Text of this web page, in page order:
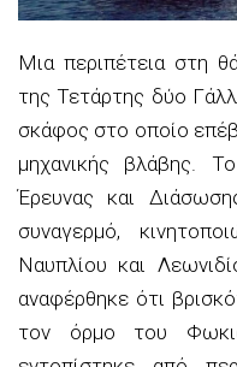
Μια περιπέτεια στη
της Τετάρτης δύο
σκάφος στο οποίο
μηχανικής βλάβης.
Έρευνας και
συναγερμό,
Ναυπλίου και
αναφέρθηκε ότι
τον όρμο του